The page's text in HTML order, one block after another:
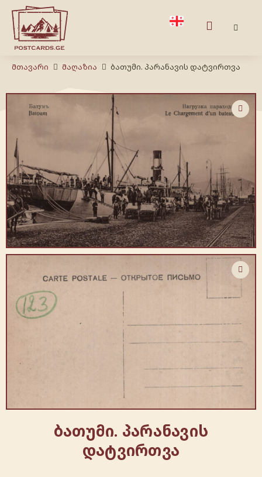
Მთავარი Მაღაზია ბათუმი. პარანავის დატვირთვა
ბათუმი. პარანავის
დატვირთვა